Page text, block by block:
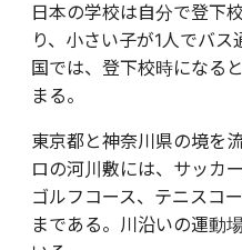
日本の学校は自分で登下
り、小さい子が1人でバ
国では、登下校時になる
まる。
東京都と神奈川県の境を
ロの河川敷には、サッカ
ゴルフコース、テニスコ
まである。川沿いの運動